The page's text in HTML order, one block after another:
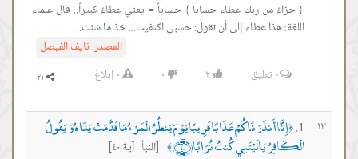
﴿ جزاءً من ربك عطاء حسابا ﴾ حساباً = يعني عطاءً كبيراً.. قال علماء
اللغة: هذا عطاء إلى أن تقول: حسبي اكتفيت... خذ ما شئت.
المصدر:نايف الفيصل
٠تعليق ٢ ٠ ٠ إبلاغ
١٣ ﴿إِنَّا أَنذَرْنَاكُمْ عَذَابًا قَرِيبًا يَوْمَ يَنظُرُ الْمَرْءُ مَا قَدَّمَتْ يَدَاهُ وَيَقُولُ
الْكَافِرُ يَا لَيْتَنِي كُنتُ تُرَابًا ﴿٤٠﴾ ﴾
[النبأ آية:٤٠]